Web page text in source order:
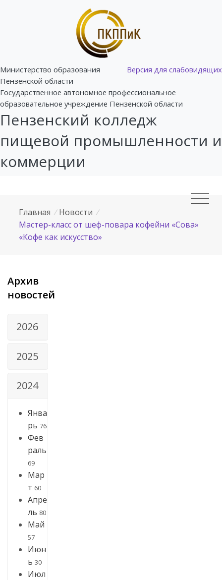
Версия для слабовидящих
Министерство образования
Пензенской области
Государственное автономное профессиональное
образовательное учреждение Пензенской области
Пензенский колледж
пищевой промышленности и
коммерции
Главная / Новости /
Мастер-класс от шеф-повара кофейни «Сова»
«Кофе как искусство»
Архив
новостей
2026
2025
2024
Янва
рь 76
Фев
раль
69
Мар
т 60
Апре
ль 80
Май
57
Июн
ь 30
Июл